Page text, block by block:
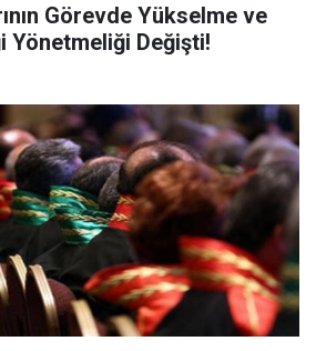
Görevde Yükselme ve
Yönetmeliği Değişti!